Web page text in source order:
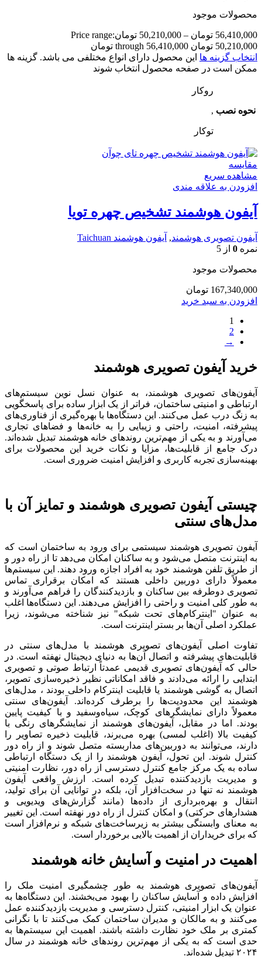
محصولات موجود
56,410,000 تومان –
50,210,000 تومانPrice range:
50,210,000 تومان through 56,410,000 تومان
انتخاب گزینه ها این محصول دارای انواع مختلفی می باشد. گزینه ها
ممکن است در صفحه محصول انتخاب شوند
نحوه نصب
روکار
,
توکار
مقایسه
مشاهده سریع
افزودن به علاقه مندی
آیفون هوشمند تشخیص چهره تویا
آیفون تصویری هوشمند, آیفون هوشمند Taichuan
نمره 0 از 5
محصولات موجود
167,340,000 تومان
افزودن به سبد خرید
1
2
→
خرید آیفون تصویری هوشمند
آیفون‌های تصویری هوشمند، به عنوان نسل نوین سیستم‌های
ارتباطی و امنیتی ساختمان، فراتر از یک ابزار ساده برای پاسخگویی
به زنگ درب عمل می‌کنند. این دستگاه‌ها با بهره‌گیری از فناوری‌های
پیشرفته، امنیت، راحتی و زیبایی را به خانه‌ها و فضاهای تجاری
می‌آورند و به یکی از مهم‌ترین روندهای خانه هوشمند تبدیل شده‌اند.
درک جامع از قابلیت‌ها، مزایا و نکات خرید این محصولات برای
بهینه‌سازی تجربه کاربری و افزایش امنیت ضروری است.
چیستی آیفون تصویری هوشمند و تمایز آن با
مدل‌های سنتی
آیفون تصویری هوشمند سیستمی برای ورود به ساختمان است که
به اینترنت متصل می‌شود و به ساکنان امکان می‌دهد تا از راه دور و
از طریق تلفن هوشمند خود به افراد اجازه ورود دهند. این سیستم‌ها
معمولاً دارای دوربین داخلی هستند که امکان برقراری تماس
تصویری دوطرفه بین ساکنان و بازدیدکنندگان را فراهم می‌آورند و
به طور کلی امنیت و راحتی را افزایش می‌دهند. این دستگاه‌ها اغلب
به عنوان "اینترکام‌های تحت شبکه" نیز شناخته می‌شوند، زیرا
عملکرد اصلی آن‌ها بر بستر اینترنت است.
تفاوت اصلی آیفون‌های تصویری هوشمند با مدل‌های سنتی در
قابلیت‌های پیشرفته و اتصال آن‌ها به دنیای دیجیتال نهفته است. در
حالی که آیفون‌های تصویری قدیمی عمدتاً ارتباط صوتی و تصویری
ابتدایی را ارائه می‌دادند و فاقد امکاناتی نظیر ذخیره‌سازی تصویر،
اتصال به گوشی هوشمند یا قابلیت اینترکام داخلی بودند ، مدل‌های
هوشمند این محدودیت‌ها را برطرف کرده‌اند. آیفون‌های سنتی
معمولاً دارای نمایشگرهای کوچک، سیاه‌وسفید و با کیفیت پایین
بودند. اما در مقابل، آیفون‌های هوشمند از نمایشگرهای رنگی با
کیفیت بالا (اغلب لمسی) بهره می‌برند، قابلیت ذخیره تصاویر را
دارند، می‌توانند به دوربین‌های مداربسته متصل شوند و از راه دور
کنترل شوند. این تحول، آیفون هوشمند را از یک دستگاه ارتباطی
ساده به یک مرکز جامع کنترل دسترسی از راه دور، نظارت امنیتی
و مدیریت بازدیدکننده تبدیل کرده است. ارزش واقعی آیفون
هوشمند نه تنها در سخت‌افزار آن، بلکه در توانایی آن برای تولید،
انتقال و بهره‌برداری از داده‌ها (مانند گزارش‌های ویدیویی و
هشدارهای حرکتی) و امکان کنترل از راه دور نهفته است. این تغییر
به معنای وابستگی بیشتر به زیرساخت‌های شبکه و نرم‌افزار است
که برای خریداران از اهمیت بالایی برخوردار است.
اهمیت در امنیت و آسایش خانه هوشمند
آیفون‌های تصویری هوشمند به طور چشمگیری امنیت ملک را
افزایش داده و آسایش ساکنان را بهبود می‌بخشند. این دستگاه‌ها به
عنوان یک ابزار امنیتی، کنترل دسترسی و مدیریت بازدیدکننده عمل
می‌کنند و به مالکان و مدیران ساختمان کمک می‌کنند تا با نگرانی
کمتری بر ملک خود نظارت داشته باشند. اهمیت این سیستم‌ها به
حدی است که به یکی از مهم‌ترین روندهای خانه هوشمند در سال
۲۰۲۴ تبدیل شده‌اند.